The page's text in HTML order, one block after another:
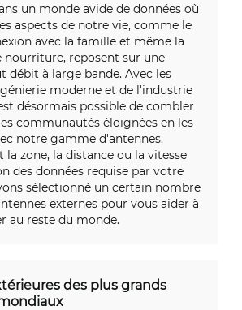
un monde avide de données où
aspects de notre vie, comme le
avec la famille et même la
nourriture, reposent sur une
débit à large bande. Avec les
moderne et de l'industrie
désormais possible de combler
communautés éloignées en les
notre gamme d'antennes.
la zone, la distance ou la vitesse
des données requise par votre
sélectionné un certain nombre
externes pour vous aider à
au reste du monde.
des plus grands